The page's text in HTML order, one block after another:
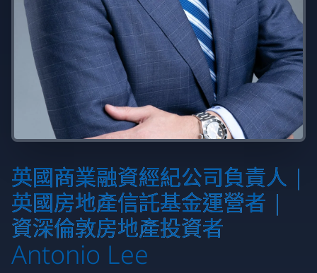
英國商業融資經紀公司負責人 |
英國房地產信託基金運營者 |
資深倫敦房地產投資者
Antonio Lee